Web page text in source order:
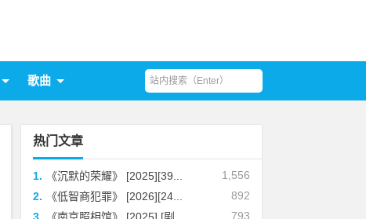
歌曲
热门文章
1,556
1.
《沉默的荣耀》 [2025][39...
892
2.
《低智商犯罪》 [2026][24...
793